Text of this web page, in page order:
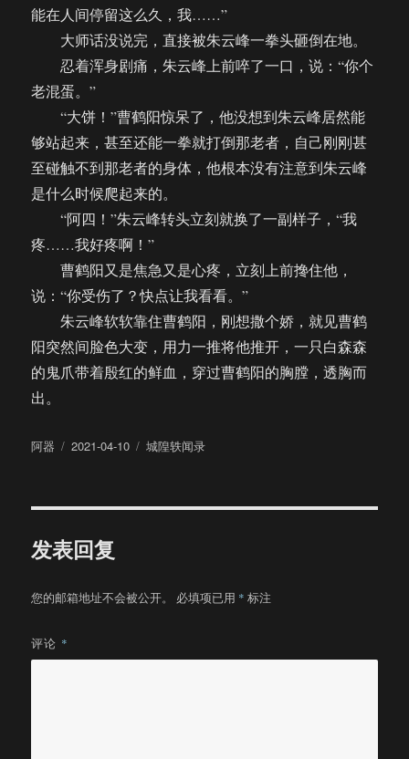
能在人间停留这么久，我……”
大师话没说完，直接被朱云峰一拳头砸倒在地。
忍着浑身剧痛，朱云峰上前啐了一口，说：“你个
老混蛋。”
“大饼！”曹鹤阳惊呆了，他没想到朱云峰居然能
够站起来，甚至还能一拳就打倒那老者，自己刚刚甚
至碰触不到那老者的身体，他根本没有注意到朱云峰
是什么时候爬起来的。
“阿四！”朱云峰转头立刻就换了一副样子，“我
疼……我好疼啊！”
曹鹤阳又是焦急又是心疼，立刻上前搀住他，
说：“你受伤了？快点让我看看。”
朱云峰软软靠住曹鹤阳，刚想撒个娇，就见曹鹤
阳突然间脸色大变，用力一推将他推开，一只白森森
的鬼爪带着殷红的鲜血，穿过曹鹤阳的胸膛，透胸而
出。
作
阿器
发
2021-04-10
分
城隍轶闻录
发表回复
您的邮箱地址不会被公开。 必填项已用 * 标注
评论 *